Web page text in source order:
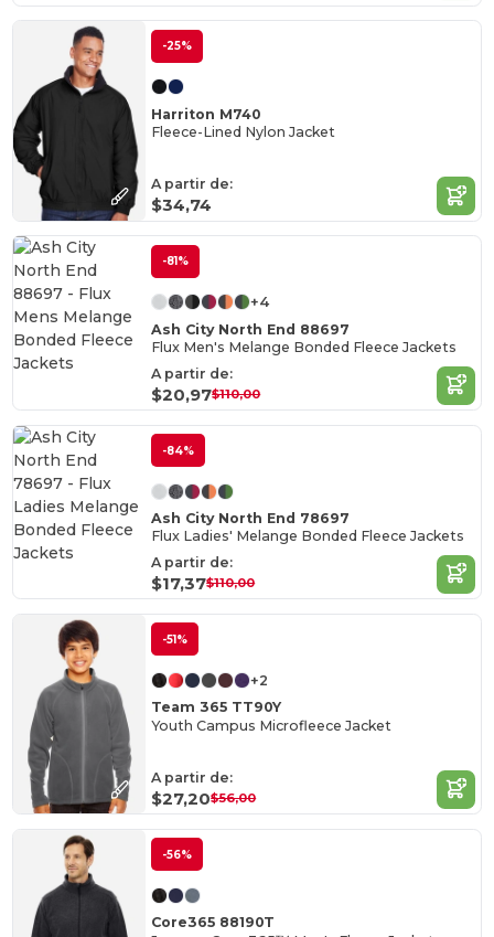
-25%
Harriton M740
Fleece-Lined Nylon Jacket
A partir de:
$34,74
-81%
+4
Ash City North End 88697
Flux Men's Melange Bonded Fleece Jackets
A partir de:
$20,97$110,00
-84%
Ash City North End 78697
Flux Ladies' Melange Bonded Fleece Jackets
A partir de:
$17,37$110,00
-51%
+2
Team 365 TT90Y
Youth Campus Microfleece Jacket
A partir de:
$27,20$56,00
-56%
Core365 88190T